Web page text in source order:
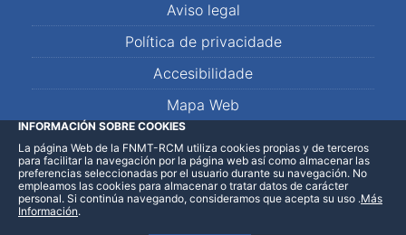
Aviso legal
Política de privacidade
Accesibilidade
Mapa Web
LinkedInFacebookWhatsApp
INFORMACIÓN SOBRE COOKIES
La página Web de la FNMT-RCM utiliza cookies propias y de terceros
para facilitar la navegación por la página web así como almacenar las
preferencias seleccionadas por el usuario durante su navegación. No
empleamos las cookies para almacenar o tratar datos de carácter
personal. Si continúa navegando, consideramos que acepta su uso .Más
Información.